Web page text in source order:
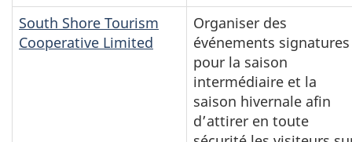
South Shore Tourism
Cooperative Limited
Organiser des
événements signatures
pour la saison
intermédiaire et la
saison hivernale afin
d’attirer en toute